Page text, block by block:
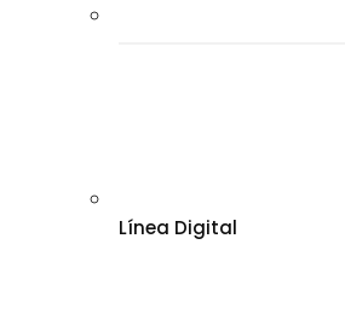
Línea Digital